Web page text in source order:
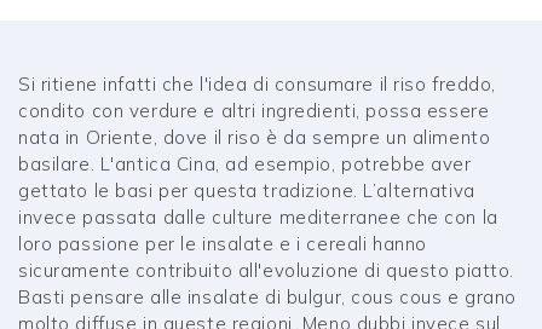
Si ritiene infatti che l'idea di consumare il riso freddo,
condito con verdure e altri ingredienti, possa essere
nata in Oriente, dove il riso è da sempre un alimento
basilare. L'antica Cina, ad esempio, potrebbe aver
gettato le basi per questa tradizione. L’alternativa
invece passata dalle culture mediterranee che con la
loro passione per le insalate e i cereali hanno
sicuramente contribuito all'evoluzione di questo piatto.
Basti pensare alle insalate di bulgur, cous cous e grano
molto diffuse in queste regioni. Meno dubbi invece sul